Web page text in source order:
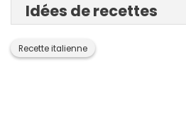
Idées de recettes
Recette italienne